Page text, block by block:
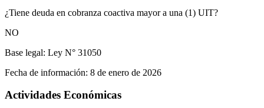
¿Tiene deuda en cobranza coactiva mayor a una (1) UIT?
NO
Base legal: Ley N° 31050
Fecha de información: 8 de enero de 2026
Actividades Económicas